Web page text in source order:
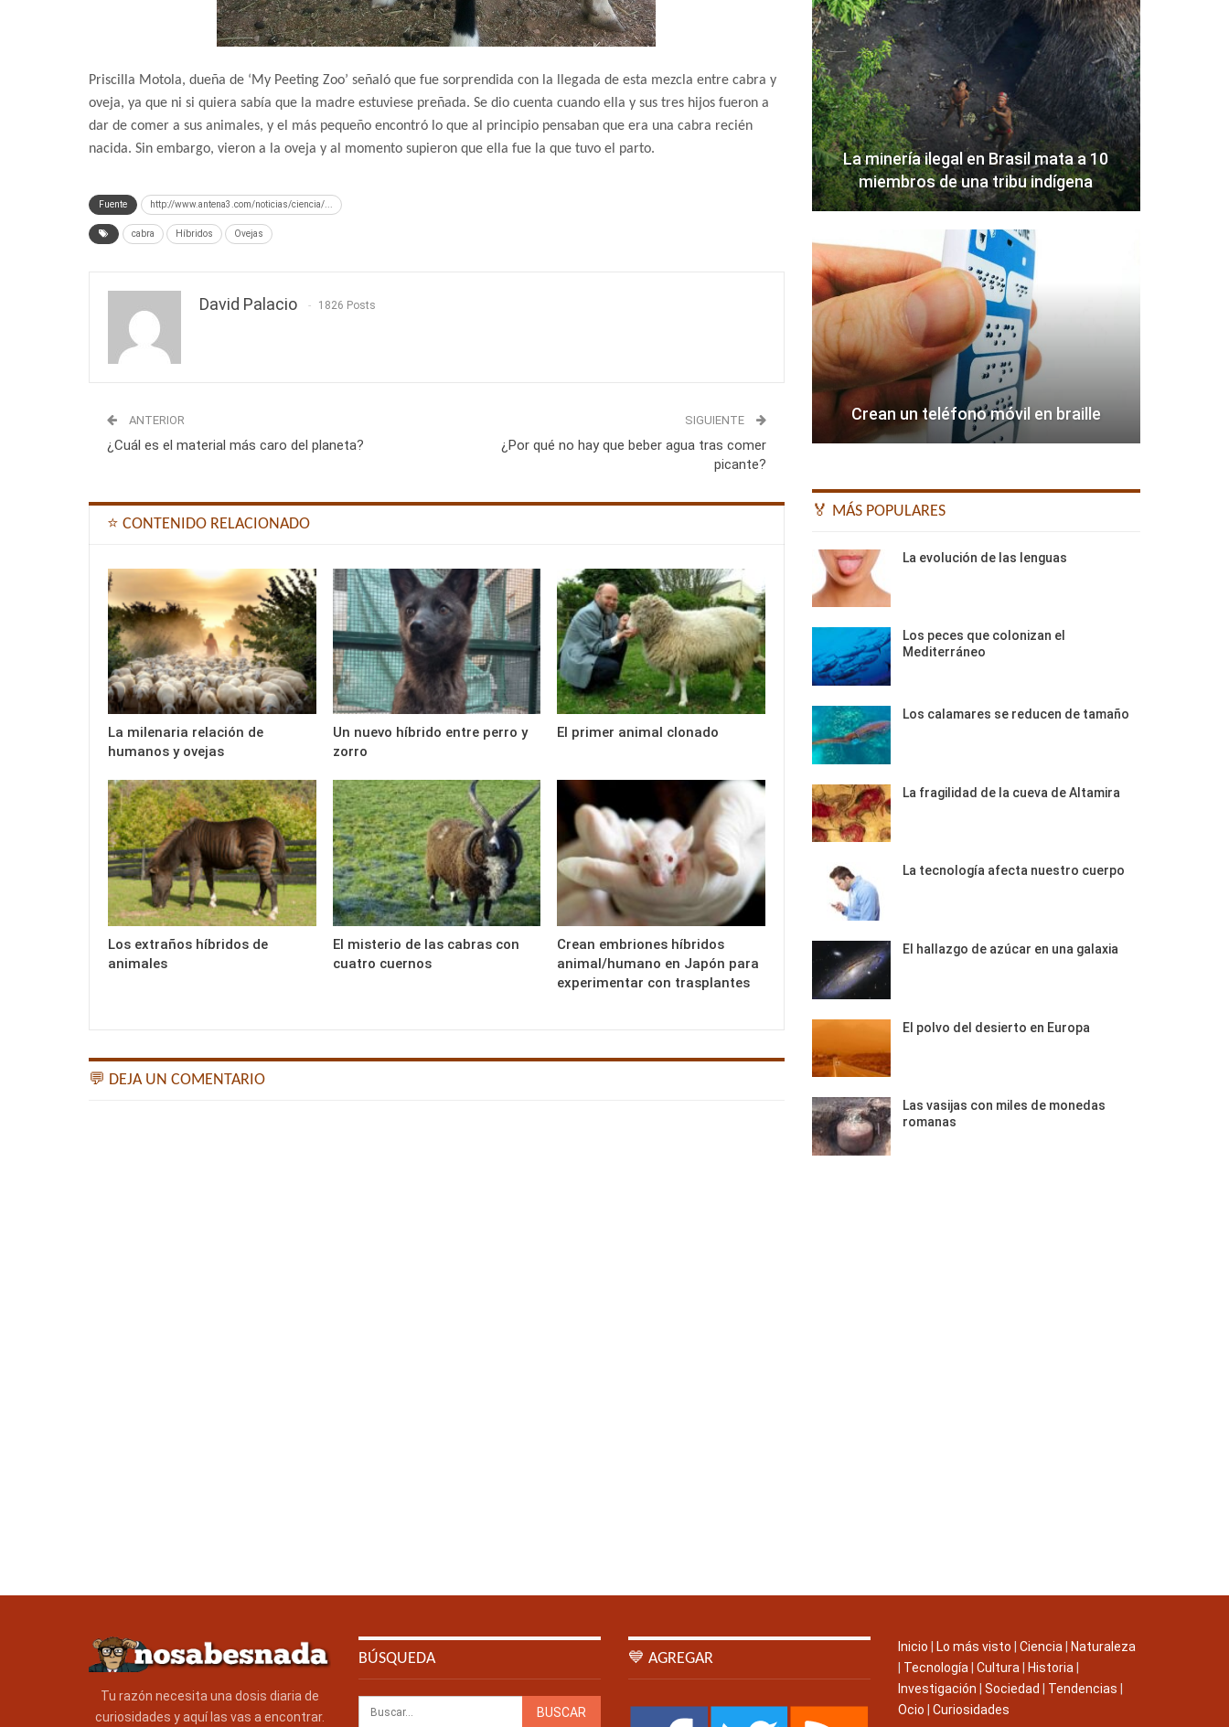
Priscilla Motola, dueña de ‘My Peeting Zoo’ señaló que fue sorprendida con la llegada de esta mezcla entre cabra y
oveja, ya que ni si quiera sabía que la madre estuviese preñada. Se dio cuenta cuando ella y sus tres hijos fueron a
dar de comer a sus animales, y el más pequeño encontró lo que al principio pensaban que era una cabra recién
nacida. Sin embargo, vieron a la oveja y al momento supieron que ella fue la que tuvo el parto.
Fuente http://www.antena3.com/noticias/ciencia/...
cabra Híbridos Ovejas
David Palacio 1826 Posts
ANTERIOR
¿Cuál es el material más caro del planeta?
SIGUIENTE
¿Por qué no hay que beber agua tras comer
picante?
⭐ CONTENIDO RELACIONADO
La milenaria relación de
humanos y ovejas
Un nuevo híbrido entre perro y
zorro
El primer animal clonado
Los extraños híbridos de
animales
El misterio de las cabras con
cuatro cuernos
Crean embriones híbridos
animal/humano en Japón para
experimentar con trasplantes
💬 DEJA UN COMENTARIO
La minería ilegal en Brasil mata a 10
miembros de una tribu indígena
Crean un teléfono móvil en braille
🏅 MÁS POPULARES
La evolución de las lenguas
Los peces que colonizan el
Mediterráneo
Los calamares se reducen de tamaño
La fragilidad de la cueva de Altamira
La tecnología afecta nuestro cuerpo
El hallazgo de azúcar en una galaxia
El polvo del desierto en Europa
Las vasijas con miles de monedas
romanas
Tu razón necesita una dosis diaria de
curiosidades y aquí las vas a encontrar.
BÚSQUEDA 💙 AGREGAR
Inicio | Lo más visto | Ciencia | Naturaleza
| Tecnología | Cultura | Historia |
Investigación | Sociedad | Tendencias |
Ocio | Curiosidades